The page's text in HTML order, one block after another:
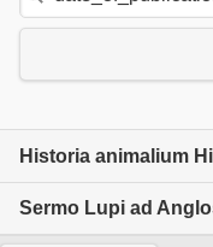
Historia animalium
Sermo Lupi ad